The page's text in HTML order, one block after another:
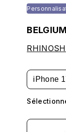
BELGIUM
iPhone